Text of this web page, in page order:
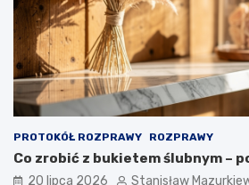
PROTOKÓŁ ROZPRAWY ROZPRAWY
Co zrobić z bukietem ślubnym –
20 lipca 2026 Stanisław